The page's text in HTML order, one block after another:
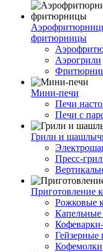
фритюрницы
Аэрогрили
Мини-печи
Печи
Печи с
Грили и
Пресс-
Приготовление
Рожковые
Капельные
Гейзерные
Кофемолки